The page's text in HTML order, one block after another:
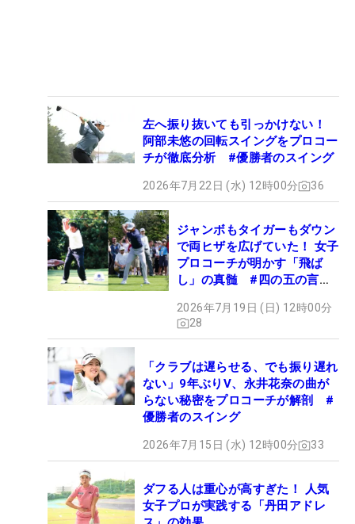
左へ振り抜いても引っかけない！
阿部未悠の回転スイングをプロコー
チが徹底分析 #優勝者のスイング
2026年7月22日 (水) 12時00分 36
ジャンボもタイガーもダウン
で両ヒザを広げていた！ 女子
プロコーチが明かす「飛ば
し」の真髄 #四の五の言わ
2026年7月19日 (日) 12時00分
28
「クラブは遅らせる、でも振り遅れ
ない」9年ぶりV、永井花奈の曲が
らない秘密をプロコーチが解剖 #
優勝者のスイング
2026年7月15日 (水) 12時00分 33
ダフる人は重心が高すぎた！ 人気
女子プロが実践する「丹田アドレ